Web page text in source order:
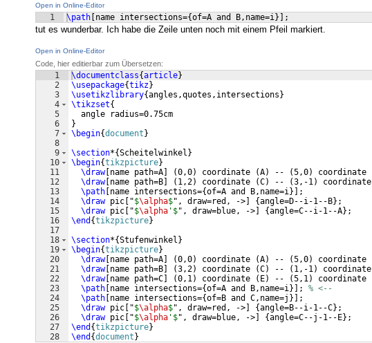
Open in Online-Editor
1 \path name intersections={of=A and B,name=i}] ;
tut es wunderbar. Ich habe die Zeile unten noch mit einem Pfeil markiert.
Open in Online-Editor
Code, hier editierbar zum Übersetzen:
1
2
3
4
5
6
7
8
9
10
11
12
13
14
15
16
17
18
19
20
21
22
23
24
25
26
27
28
\documentclass{article}
\usepackage{tikz}
\usetikzlibrary{angles,quotes,intersections }
\tikzset{
  angle radius=0.75cm
}
\begin{document }
\section*{Scheitelwinkel }
\begin{tikzpicture}
\draw[ name path=A (0,0) coordinate (A) -- (5,0) coordinate
\draw[ name path=B ( 1,2) coordinate (C) -- (3,-1) coordinate
\path name intersections={of=A and B,name=i}]
;
\draw pic "$\alpha$", draw=red, -> {angle=D--i-1--B} ;
\draw pic "$\alpha '$", draw=blue, -> {angle=C--i-1--A} ;
\end {tikzpicture}
\section*{Stufenwinkel }
\begin{tikzpicture}
\draw[ name path=A (0,0) coordinate (A) -- (5,0) coordinate
\draw[ name path=B (3,2) coordinate (C) -- ( 1,-1) coordinate
\draw[ name path=C (0,1) coordinate ( E) -- (5,1) coordinate
\path name intersections={of=A and B,name=i}] ; % <--
\path name intersections={of=B and C,name=j }]
;
\draw pic "$\alpha$", draw=red, -> {angle=B--i-1--C} ;
\draw pic "$\alpha '$", draw=blue, -> {angle=C--j-1--E} ;
\end {tikzpicture}
\end {document }